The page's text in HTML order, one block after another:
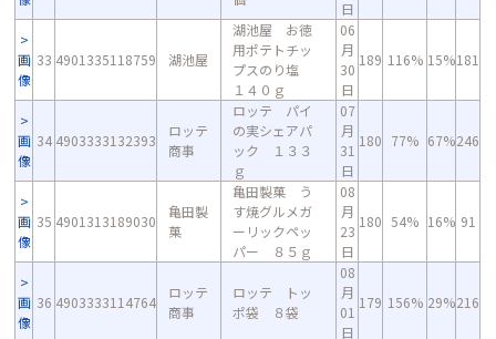
日
画
像
33 4901335118759 湖池屋
湖池屋 お徳
用ポテトチッ
プスのり塩
１４０ｇ
06
月
30
日
189 116% 15%181
画
像
34 4903333132393
ロッテ
商事
ロッテ パイ
の実シェアパ
ック １３３
ｇ
07
月
31
日
180 77% 67%246
画
像
35 4901313189030
亀田製
菓
亀田製菓 う
す焼グルメガ
ーリックペッ
パー ８５ｇ
08
月
23
日
180 54% 16% 91
画
像
36 4903333114764
ロッテ
商事
ロッテ トッ
ポ袋 ８袋
08
月
01
日
179 156% 29%216